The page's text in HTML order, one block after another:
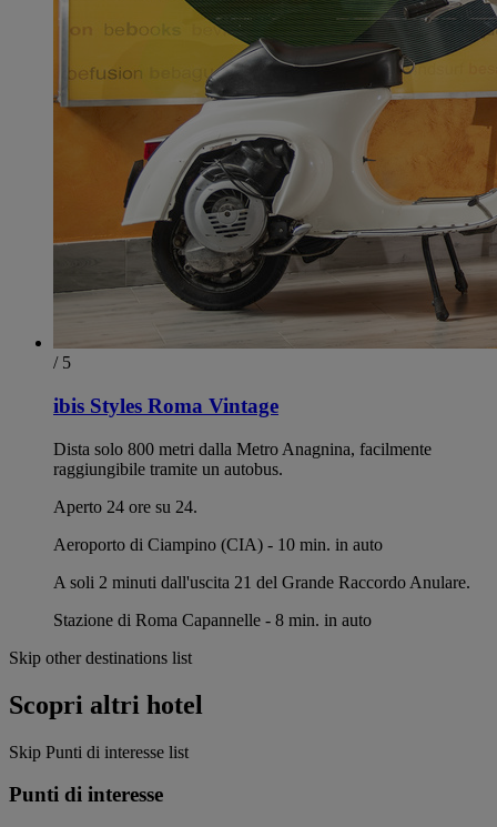
/ 5
ibis Styles Roma Vintage
Dista solo 800 metri dalla Metro Anagnina, facilmente
raggiungibile tramite un autobus.
Aperto 24 ore su 24.
Aeroporto di Ciampino (CIA) - 10 min. in auto
A soli 2 minuti dall'uscita 21 del Grande Raccordo Anulare.
Stazione di Roma Capannelle - 8 min. in auto
Skip other destinations list
Scopri altri hotel
Skip Punti di interesse list
Punti di interesse